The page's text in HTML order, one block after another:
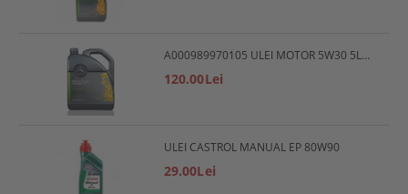
A000989970105 ULEI MOTOR 5W30 5L MERCEDES
120.00Lei
ULEI CASTROL MANUAL EP 80W90
29.00Lei